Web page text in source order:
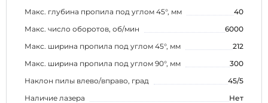
Макс. глубина пропила под углом 45°, мм
40
Макс. число оборотов, об/мин
6000
Макс. ширина пропила под углом 45°, мм
212
Макс. ширина пропила под углом 90°, мм
300
Наклон пилы влево/вправо, град
45/5
Наличие лазера
Нет